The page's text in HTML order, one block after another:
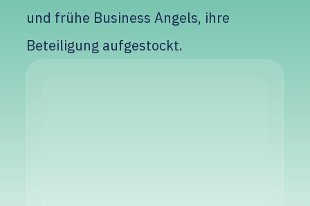
und frühe Business Angels, ihre
Beteiligung aufgestockt.